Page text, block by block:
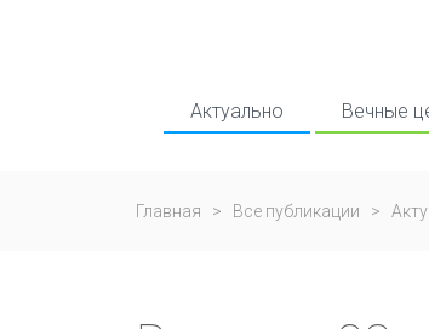
Актуально Вечные
Главная > Все публикации >